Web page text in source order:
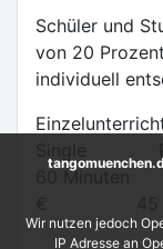
Schüler und
von 20
individuell
60
Wir nutzen jedoch
IP Adresse an